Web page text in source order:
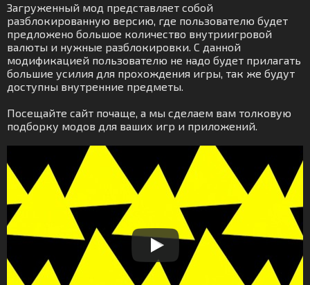
Загруженный мод представляет собой
разблокированную версию, где пользователю будет
предложено большое количество внутриигровой
валюты и нужные разблокировки. С данной
модификацией пользователю не надо будет прилагать
большие усилия для прохождения игры, так же будут
доступны внутренние предметы.
Посещайте сайт почаще, а мы сделаем вам толковую
подборку модов для ваших игр и приложений.